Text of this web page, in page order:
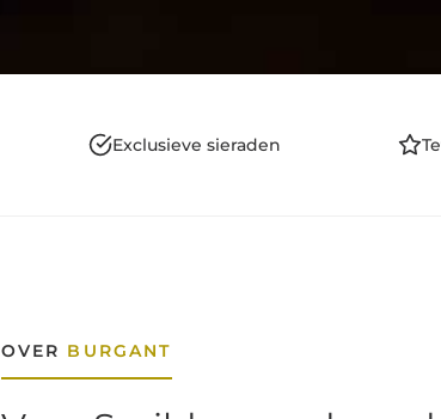
Exclusieve sieraden
OVER BURGANT